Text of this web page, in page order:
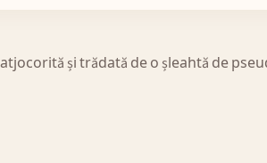
și trădată de o șleahtă de